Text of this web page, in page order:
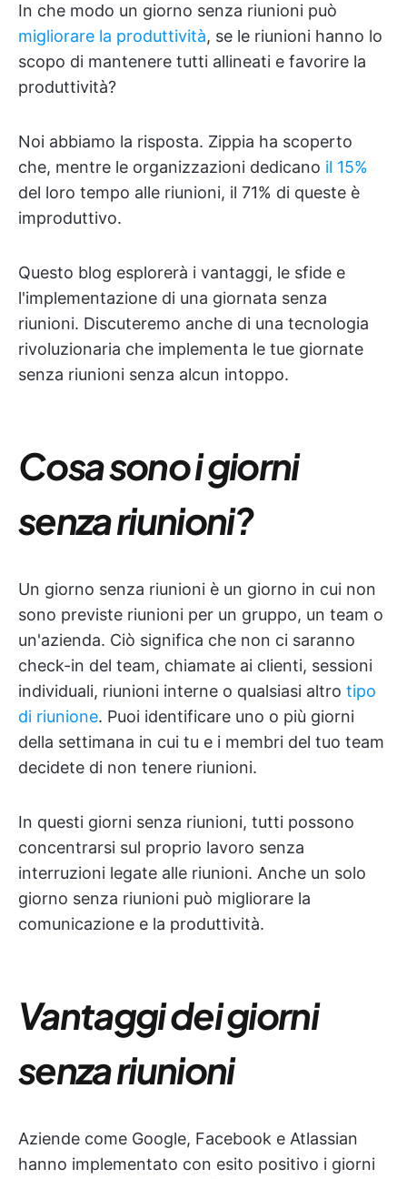
In che modo un giorno senza riunioni può
migliorare la produttività, se le riunioni hanno lo
scopo di mantenere tutti allineati e favorire la
produttività?
Noi abbiamo la risposta. Zippia ha scoperto
che, mentre le organizzazioni dedicano il 15%
del loro tempo alle riunioni, il 71% di queste è
improduttivo.
Questo blog esplorerà i vantaggi, le sfide e
l'implementazione di una giornata senza
riunioni. Discuteremo anche di una tecnologia
rivoluzionaria che implementa le tue giornate
senza riunioni senza alcun intoppo.
Cosa sono i giorni
senza riunioni?
Un giorno senza riunioni è un giorno in cui non
sono previste riunioni per un gruppo, un team o
un'azienda. Ciò significa che non ci saranno
check-in del team, chiamate ai clienti, sessioni
individuali, riunioni interne o qualsiasi altro tipo
di riunione. Puoi identificare uno o più giorni
della settimana in cui tu e i membri del tuo team
decidete di non tenere riunioni.
In questi giorni senza riunioni, tutti possono
concentrarsi sul proprio lavoro senza
interruzioni legate alle riunioni. Anche un solo
giorno senza riunioni può migliorare la
comunicazione e la produttività.
Vantaggi dei giorni
senza riunioni
Aziende come Google, Facebook e Atlassian
hanno implementato con esito positivo i giorni